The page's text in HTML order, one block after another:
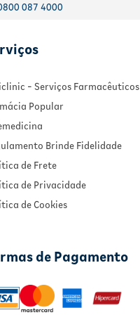
087 4000
- Serviços Farmacêuticos
Popular
Brinde Fidelidade
de Frete
de Privacidade
de Cookies
de Pagamento